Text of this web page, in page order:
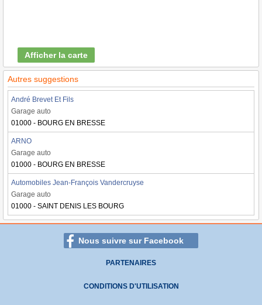
Afficher la carte
Autres suggestions
André Brevet Et Fils
Garage auto
01000 - BOURG EN BRESSE
ARNO
Garage auto
01000 - BOURG EN BRESSE
Automobiles Jean-François Vandercruyse
Garage auto
01000 - SAINT DENIS LES BOURG
Nous suivre sur Facebook
PARTENAIRES
CONDITIONS D'UTILISATION